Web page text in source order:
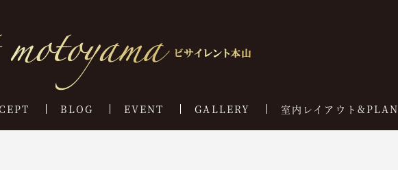
BLOG EVENT GALLERY 室内レイアウト&PLAN